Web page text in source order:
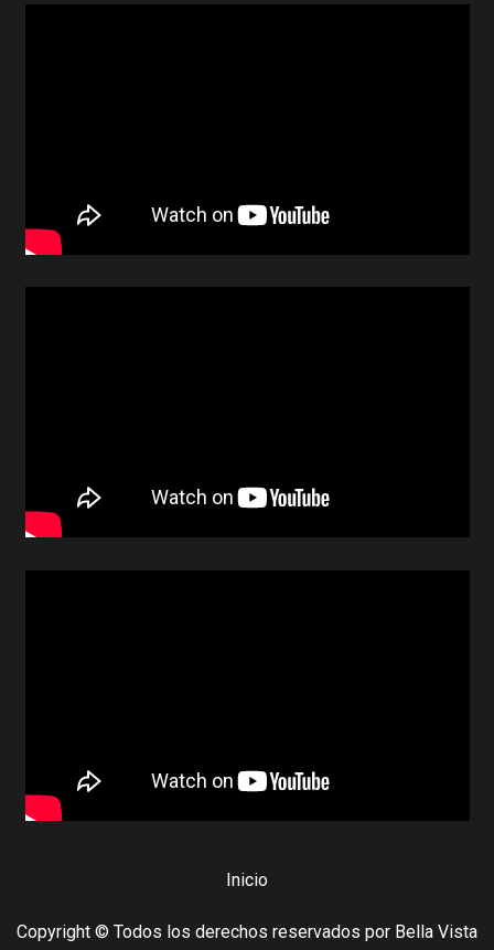
Inicio
Copyright © Todos los derechos reservados por Bella Vista